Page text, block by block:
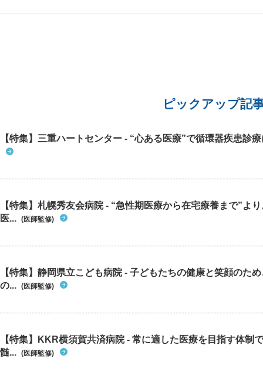
ピックアップ記
【特集】三重ハートセンター - “心ある医療”で循環器疾患診
【特集】札幌秀友会病院 - “急性期医療から在宅療養まで”よ
医... (医師監修)
【特集】静岡県立こども病院 - 子どもたちの健康と笑顔のた
の... (医師監修)
【特集】KKR横須賀共済病院 - 常に適した医療を目指す体制
髄... (医師監修)